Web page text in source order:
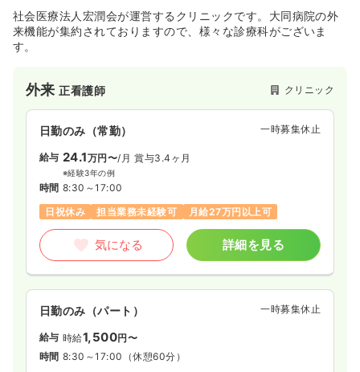
年間休日128日
オンコールあり
ブランク可
月給34万円以上可
ICU系 一般病院
3交代（常勤）
給与 29.5万円/月
時間 8:30～17:15
年間休日126日
ブランク可 月給33万円以上可
気になる 詳細を見る
社会医療法人宏潤会が運営するクリニックです。大同病院の外
来機能が集約されておりますので、様々な診療科がございま
す。
外来正看護師 クリニック
日勤のみ（常勤） 一時募集休止
給与 24.1万円〜/月 賞与3.4ヶ月
※経験3年の例
時間 8:30～17:00
日祝休み
担当業務未経験可 月給27万円以上可
気になる 詳細を見る
日勤のみ（パート） 一時募集休止
給与 時給1,500円〜
時間 8:30～17:00 （休憩60分）